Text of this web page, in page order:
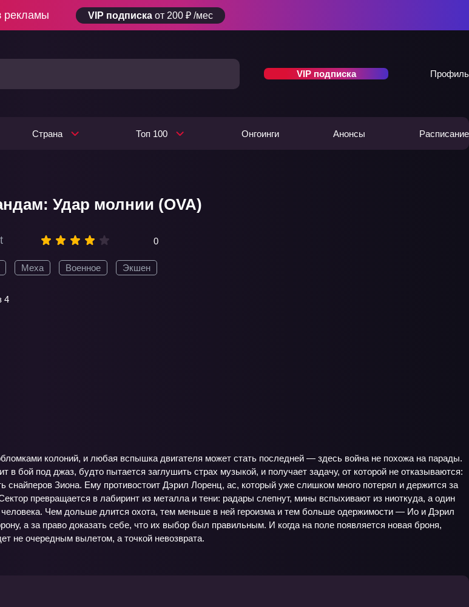
рекламы VIP подписка от 200 ₽ /мес
VIP подписка Профиль
Страна Топ 100 Онгоинги Анонсы Расписание
Удар молнии (OVA)
0
Меха Военное Экшен
4
колоний, и любая вспышка двигателя может стать последней — здесь война не похожа на парады.
бой под джаз, будто пытается заглушить страх музыкой, и получает задачу, от которой не отказываются:
снайперов Зиона. Ему противостоит Дэрил Лоренц, ас, который уже слишком много потерял и держится за
превращается в лабиринт из металла и тени: радары слепнут, мины вспыхивают из ниоткуда, а один
Чем дольше длится охота, тем меньше в ней героизма и тем больше одержимости — Ио и Дэрил
а за право доказать себе, что их выбор был правильным. И когда на поле появляется новая броня,
не очередным вылетом, а точкой невозврата.